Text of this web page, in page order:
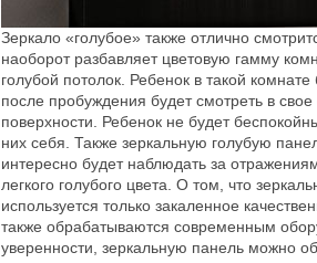
Зеркало «голубое» также отлично
наоборот разбавляет цветовую гамму
голубой потолок. Ребенок в такой
после пробуждения будет смотреть в
поверхности. Ребенок не будет
них себя. Также зеркальную голубую
интересно будет наблюдать за
легкого голубого цвета. О том, что
используется только закаленное
также обрабатываются современным
уверенности, зеркальную панель можно